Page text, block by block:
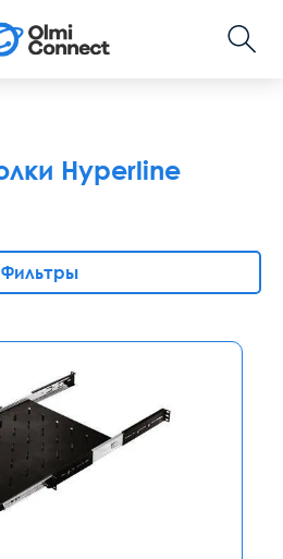
Hyperline
Фильтры